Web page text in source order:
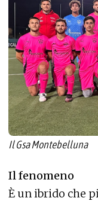
Il Gsa Montebelluna
Il fenomeno
È un ibrido che